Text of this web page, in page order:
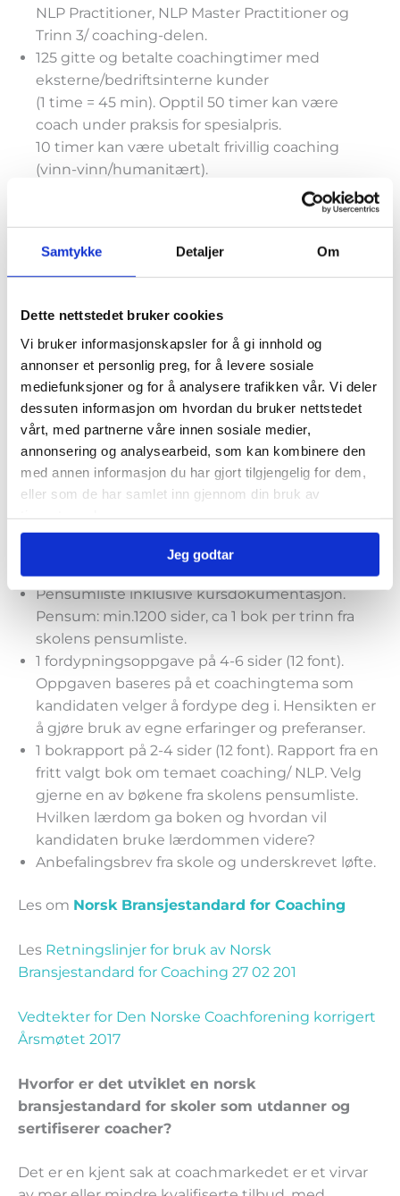
Samtykke Detaljer Om
Dette nettstedet bruker cookies
Vi bruker informasjonskapsler for å gi innhold og
annonser et personlig preg, for å levere sosiale
mediefunksjoner og for å analysere trafikken vår. Vi deler
dessuten informasjon om hvordan du bruker nettstedet
vårt, med partnerne våre innen sosiale medier,
annonsering og analysearbeid, som kan kombinere den
med annen informasjon du har gjort tilgjengelig for dem,
eller som de har samlet inn gjennom din bruk av
Jeg godtar
NLP Practitioner, NLP Master Practitioner og
Trinn 3/ coaching-delen.
125 gitte og betalte coachingtimer med
eksterne/bedriftsinterne kunder
(1 time = 45 min). Opptil 50 timer kan være
coach under praksis for spesialpris.
10 timer kan være ubetalt frivillig coaching
(vinn-vinn/humanitært).
Teamcoaching godkjennes opp til 25 timer.
10 mentortimer (herav 2 medlytt). Mentor er
DNCF sertifisert coach og/eller NLP
trener/mentor til stede. Feedback gis i
etterkant.
45 timers mottatt coaching i løpet av
utdanningen av DNCF sertifisert coach eller
coach under sertifisering (coach under
sertifisering = coach som har gjennomført Trinn
1-3).
30 timers trening i kollokviegrupper i løpet av
studietiden. Gjennomsnittlig 10 timer på
Practitioner, NLP Master Practitioner og Trinn 3.
Gruppen består av minimum 2 personer.
Pensumliste inklusive kursdokumentasjon.
Pensum: min.1200 sider, ca 1 bok per trinn fra
skolens pensumliste.
1 fordypningsoppgave på 4-6 sider (12 font).
Oppgaven baseres på et coachingtema som
kandidaten velger å fordype deg i. Hensikten er
å gjøre bruk av egne erfaringer og preferanser.
1 bokrapport på 2-4 sider (12 font). Rapport fra en
fritt valgt bok om temaet coaching/ NLP. Velg
gjerne en av bøkene fra skolens pensumliste.
Hvilken lærdom ga boken og hvordan vil
kandidaten bruke lærdommen videre?
Anbefalingsbrev fra skole og underskrevet løfte.
Les om Norsk Bransjestandard for Coaching
Les Retningslinjer for bruk av Norsk
Bransjestandard for Coaching 27 02 201
Vedtekter for Den Norske Coachforening korrigert
Årsmøtet 2017
Hvorfor er det utviklet en norsk
bransjestandard for skoler som utdanner og
sertifiserer coacher?
Det er en kjent sak at coachmarkedet er et virvar